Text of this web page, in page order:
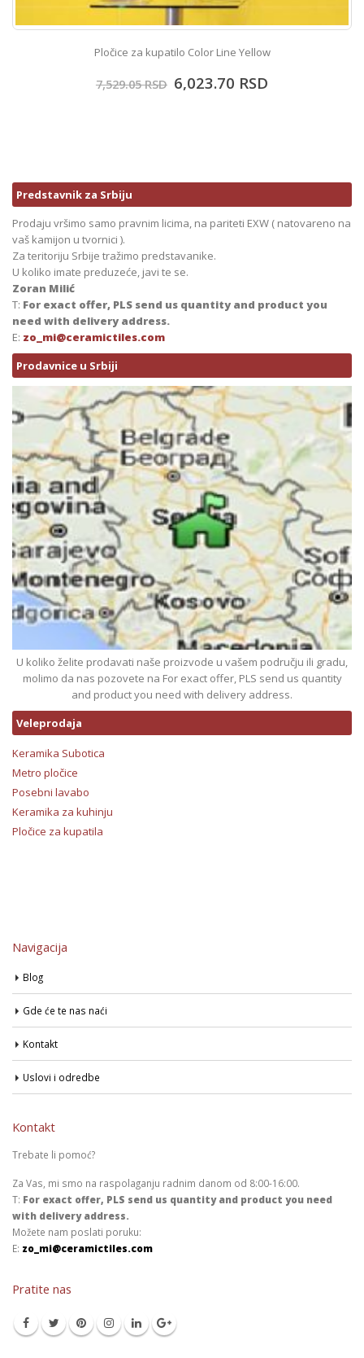
Pločice za kupatilo Color Line Yellow
7,529.05RSD 6,023.70 RSD
Predstavnik za Srbiju
Prodaju vršimo samo pravnim licima, na pariteti EXW ( natovareno na
vaš kamijon u tvornici ).
Za teritoriju Srbije tražimo predstavanike.
U koliko imate preduzeće, javi te se.
Zoran Milić
T: For exact offer, PLS send us quantity and product you
need with delivery address.
E: zo_mi@ceramictiles.com
Prodavnice u Srbiji
U koliko želite prodavati naše proizvode u vašem području ili gradu,
molimo da nas pozovete na For exact offer, PLS send us quantity
and product you need with delivery address.
Veleprodaja
Keramika Subotica
Metro pločice
Posebni lavabo
Keramika za kuhinju
Pločice za kupatila
Navigacija
Blog
Gde će te nas naći
Kontakt
Uslovi i odredbe
Kontakt
Trebate li pomoć?
Za Vas, mi smo na raspolaganju radnim danom od 8:00-16:00.
T: For exact offer, PLS send us quantity and product you need
with delivery address.
Možete nam poslati poruku:
E: zo_mi@ceramictiles.com
Pratite nas